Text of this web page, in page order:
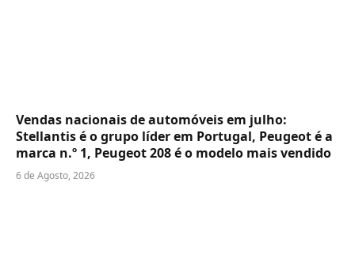
Vendas nacionais de automóveis em julho:
Stellantis é o grupo líder em Portugal, Peugeot é a
marca n.º 1, Peugeot 208 é o modelo mais vendido
6 de Agosto, 2026